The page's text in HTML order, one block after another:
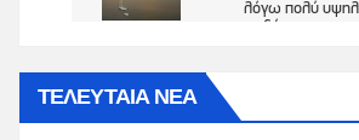
ΤΕΛΕΥΤΑΙΑ ΝΕΑ